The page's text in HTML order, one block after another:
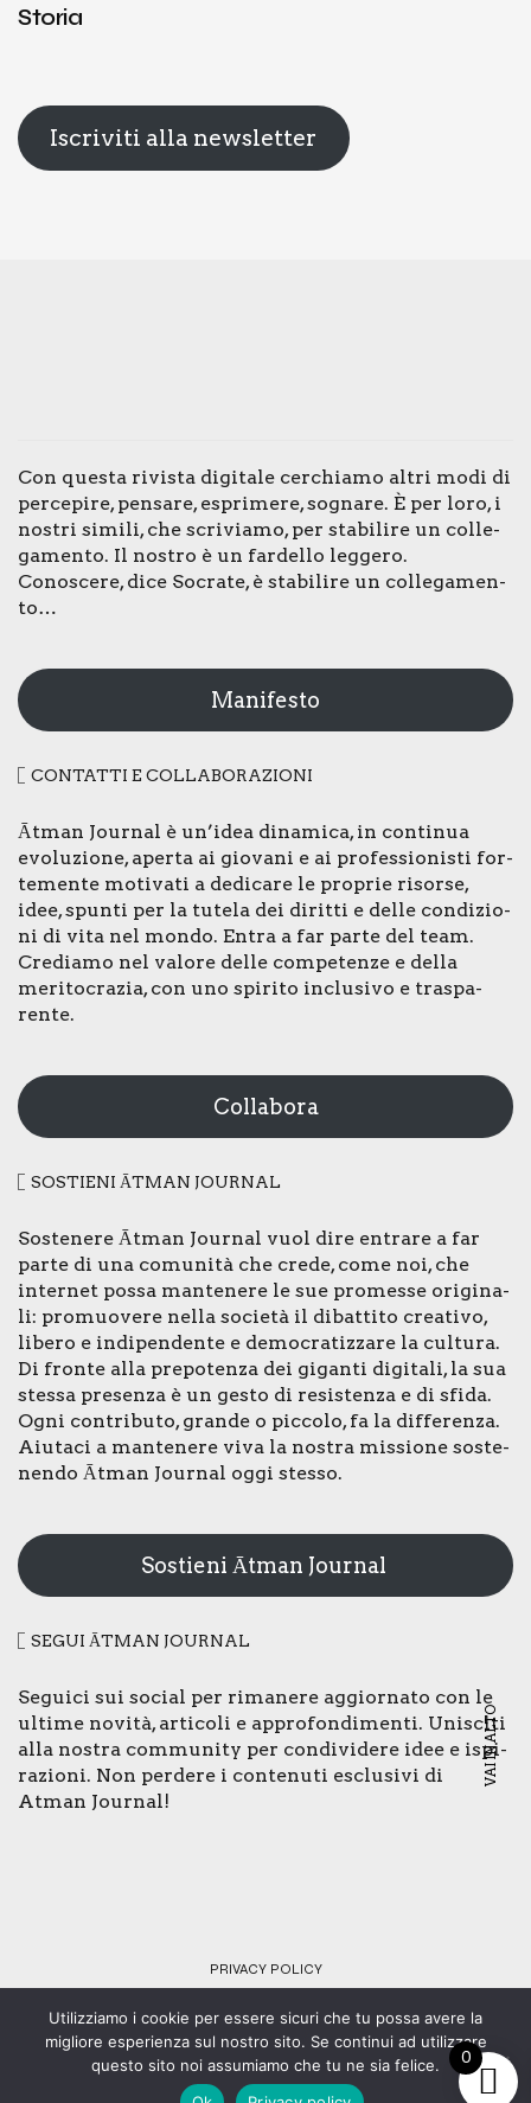
Storia
Iscriviti alla newsletter
Con que­sta rivi­sta digi­ta­le cer­chia­mo altri modi di
per­ce­pi­re, pen­sa­re, espri­me­re, sogna­re. È per loro, i
nostri simi­li, che scri­via­mo, per sta­bi­li­re un col­le­
ga­men­to. Il nostro è un far­del­lo leg­ge­ro.
Cono­sce­re, dice Socra­te, è sta­bi­li­re un col­le­ga­men­
to…
Manifesto
CON­TAT­TI E COL­LA­BO­RA­ZIO­NI
Ātman Jour­nal è un’idea dina­mi­ca, in con­ti­nua
evo­lu­zio­ne, aper­ta ai gio­va­ni e ai pro­fes­sio­ni­sti for­
te­men­te moti­va­ti a dedi­ca­re le pro­prie risor­se,
idee, spun­ti per la tute­la dei dirit­ti e del­le con­di­zio­
ni di vita nel mon­do. Entra a far par­te del team.
Cre­dia­mo nel valo­re del­le com­pe­ten­ze e del­la
meri­to­cra­zia, con uno spi­ri­to inclu­si­vo e tra­spa­
ren­te.
Collabora
SOSTIE­NI ĀTMAN JOUR­NAL
Soste­ne­re Ātman Jour­nal vuol dire entra­re a far
par­te di una comu­ni­tà che cre­de, come noi, che
inter­net pos­sa man­te­ne­re le sue pro­mes­se ori­gi­na­
li: pro­muo­ve­re nel­la socie­tà il dibat­ti­to crea­ti­vo,
libe­ro e indi­pen­den­te e demo­cra­tiz­za­re la cul­tu­ra.
Di fron­te alla pre­po­ten­za dei gigan­ti digi­ta­li, la sua
stes­sa pre­sen­za è un gesto di resi­sten­za e di sfi­da.
Ogni con­tri­bu­to, gran­de o pic­co­lo, fa la dif­fe­ren­za.
Aiu­ta­ci a man­te­ne­re viva la nostra mis­sio­ne soste­
nen­do Ātman Jour­nal oggi stes­so.
Sostieni Ātman Journal
SEGUI ĀTMAN JOUR­NAL
Segui­ci sui social per rima­ne­re aggior­na­to con le
ulti­me novi­tà, arti­co­li e appro­fon­di­men­ti. Uni­sci­ti
alla nostra com­mu­ni­ty per con­di­vi­de­re idee e ispi­
ra­zio­ni. Non per­de­re i con­te­nu­ti esclu­si­vi di
Atman Jour­nal!
PRI­VA­CY POLI­CY
VAI IN ALTO
© Copyright 2024 - Tutti i diritti riservati - C.F. 92073430461 -
Web design:SMStudio 0
Utilizziamo i cookie per essere sicuri che tu possa avere la
migliore esperienza sul nostro sito. Se continui ad utilizzare
questo sito noi assumiamo che tu ne sia felice.